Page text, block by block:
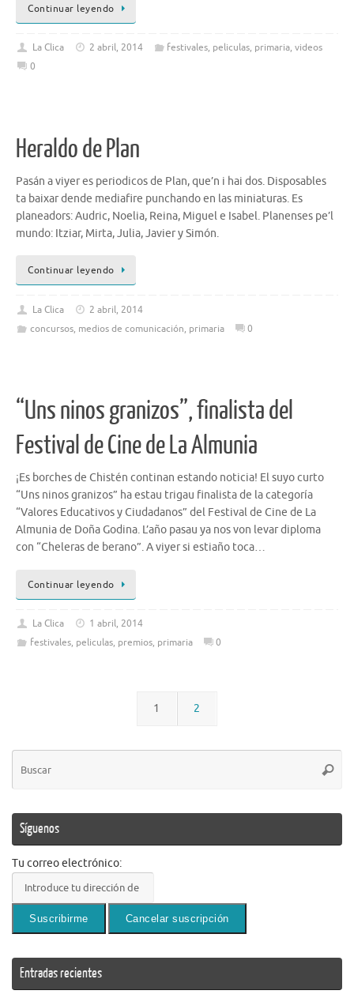
Continuar leyendo
La Clica 2 abril, 2014 festivales, peliculas, primaria, videos
0
Heraldo de Plan
Pasán a viyer es periodicos de Plan, que’n i hai dos. Disposables
ta baixar dende mediafire punchando en las miniaturas. Es
planeadors: Audric, Noelia, Reina, Miguel e Isabel. Planenses pe’l
mundo: Itziar, Mirta, Julia, Javier y Simón.
Continuar leyendo
La Clica
2 abril, 2014
concursos, medios de comunicación, primaria 0
“Uns ninos granizos”, finalista del
Festival de Cine de La Almunia
¡Es borches de Chistén continan estando noticia! El suyo curto
“Uns ninos granizos” ha estau trigau finalista de la categoría
“Valores Educativos y Ciudadanos” del Festival de Cine de La
Almunia de Doña Godina. L’año pasau ya nos von levar diploma
con “Cheleras de berano”. A viyer si estiaño toca…
Continuar leyendo
La Clica
1 abril, 2014
festivales, peliculas, premios, primaria 0
1 2
Síguenos
Tu correo electrónico:
Entradas recientes